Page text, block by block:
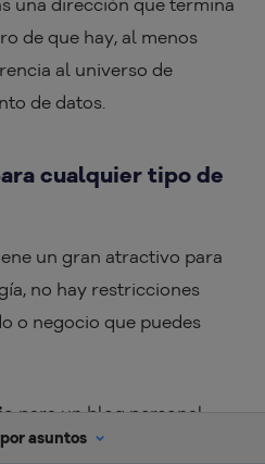
una dirección que termina
de que hay, al menos
al universo de
de datos.
cualquier tipo de
un gran atractivo para
no hay restricciones
o negocio que puedes
para un blog personal,
cualquier otro proyecto. La
asuntos